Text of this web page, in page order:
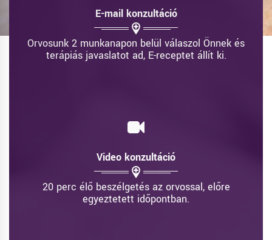
E-mail konzultáció
Orvosunk 2 munkanapon belül válaszol Önnek és
terápiás javaslatot ad, E-receptet állít ki.
Video konzultáció
20 perc élő beszélgetés az orvossal, előre
egyeztetett időpontban.